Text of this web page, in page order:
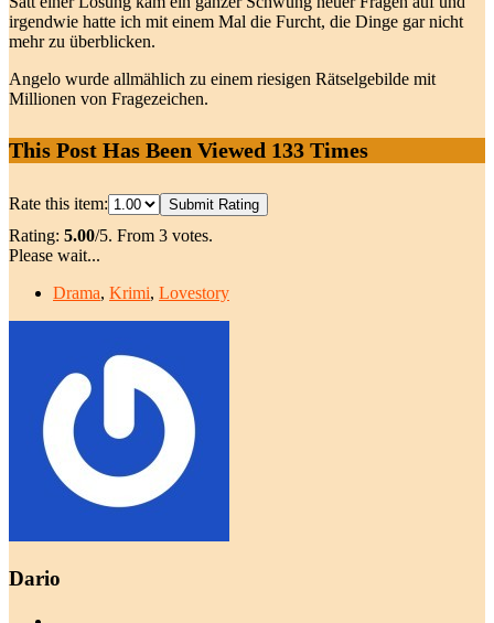
irgendwie hatte ich mit einem Mal die Furcht, die Dinge gar nicht
mehr zu überblicken.
Angelo wurde allmählich zu einem riesigen Rätselgebilde mit
Millionen von Fragezeichen.
This Post Has Been Viewed 133 Times
Rate this item: Submit Rating
Rating: 5.00/5. From 3 votes.
Please wait...
Drama, Krimi, Lovestory
Dario